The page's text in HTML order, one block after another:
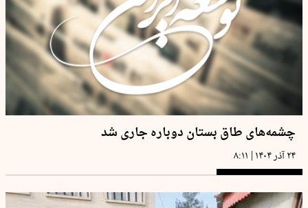
چشمه‌های طاق بستان دوباره جاری شد
۲۴ آذر ۱۴۰۴ | ۸:۱۱